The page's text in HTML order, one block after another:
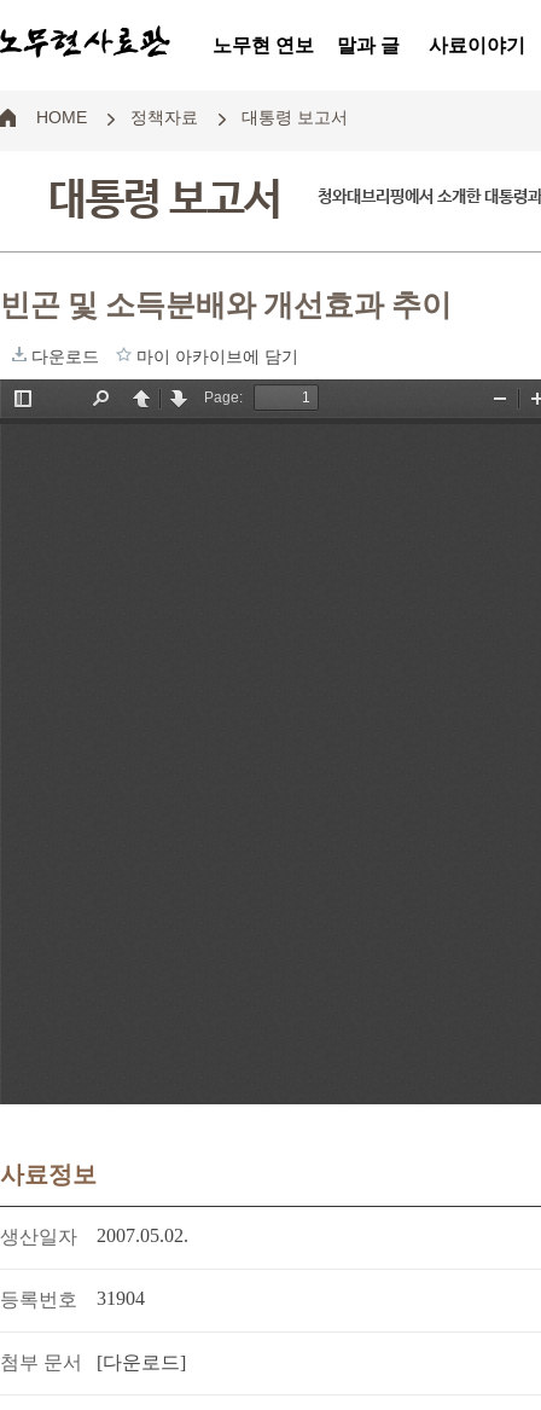
노무현 연보 말과 글 사료이야기
HOME 정책자료 대통령 보고서
대통령 보고서 청와대브리핑에서 소개한 대통령
빈곤 및 소득분배와 개선효과 추이
다운로드 마이 아카이브에 담기
사료정보
생산일자 2007.05.02.
등록번호 31904
첨부 문서 [다운로드]